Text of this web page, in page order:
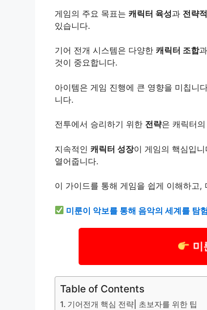
게임의 주요 목표는 캐릭터 육성과 전략
있습니다.
기어 전개 시스템은 다양한 캐릭터 조합과
것이 중요합니다.
아이템은 게임 진행에 큰 영향을 미칩니
니다.
전투에서 승리하기 위한 전략은 캐릭터의
지속적인 캐릭터 성장이 게임의 핵심입
열어줍니다.
이 가이드를 통해 게임을 쉽게 이해하고,
미룬이 악보를 통해 음악의 세계를 탐
미
Table of Contents
기어전개 핵심 전략| 초보자를 위한 팁